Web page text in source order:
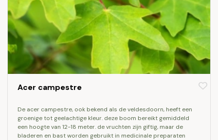
Acer campestre
de acer campestre, ook bekend als de veldesdoorn, heeft een
groenige tot geelachtige kleur. deze boom bereikt gemiddeld
een hoogte van 12-18 meter. de vruchten zijn giftig, maar de
bladeren en bast worden gebruikt in medicinale preparaten